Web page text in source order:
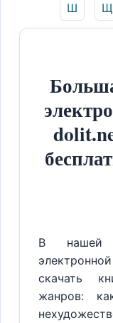
Ш
Щ
В нашей
скачать
жанров: